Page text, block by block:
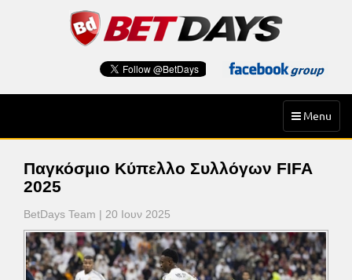
Toggle
navigation
Menu
Παγκόσμιο Κύπελλο Συλλόγων FIFA
2025
BetDays Team | 20 Ιουν 2025